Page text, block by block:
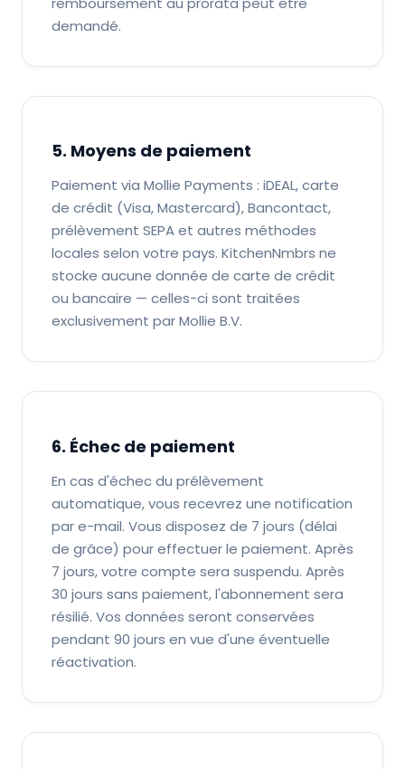
demandé.
5. Moyens de paiement
Paiement via Mollie Payments : iDEAL, carte
de crédit (Visa, Mastercard), Bancontact,
prélèvement SEPA et autres méthodes
locales selon votre pays. KitchenNmbrs ne
stocke aucune donnée de carte de crédit
ou bancaire — celles-ci sont traitées
exclusivement par Mollie B.V.
6. Échec de paiement
En cas d'échec du prélèvement
automatique, vous recevrez une notification
par e-mail. Vous disposez de 7 jours (délai
de grâce) pour effectuer le paiement. Après
7 jours, votre compte sera suspendu. Après
30 jours sans paiement, l'abonnement sera
résilié. Vos données seront conservées
pendant 90 jours en vue d'une éventuelle
réactivation.